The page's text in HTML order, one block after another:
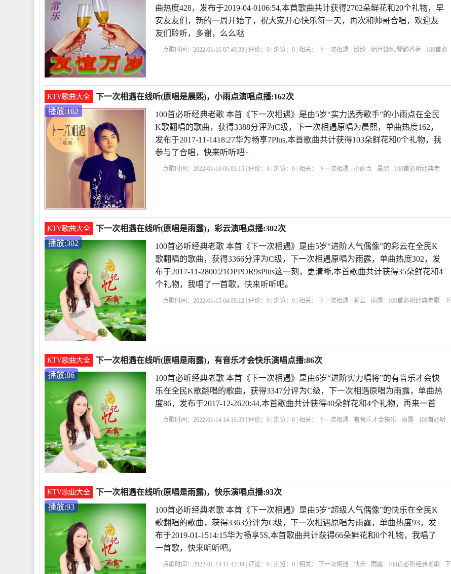
曲热度428，发布于2019-04-0106:54,本首歌曲共计获得2702朵鲜花和20个礼物，早
安友友们，新的一周开始了，祝大家开心快乐每一天，再次和帅哥合唱，欢迎友
友们聆听，多谢，么么哒
点歌时间：2022-01-16 07:49:33 | 评论：0 | 浏览：0 | 相关： 下一次相遇 纷纷 明月微风/琴韵香荷
100首必
KTV歌曲大全
下一次相遇在线听(原唱是晨熙)，小雨点演唱点播:162次
播放:162
100首必听经典老歌 本首《下一次相遇》是由5岁“实力选秀歌手”的小雨点在全民
K歌翻唱的歌曲，获得3388分评为C级，下一次相遇原唱为晨熙，单曲热度162，
发布于2017-11-1418:27华为畅享7Plus,本首歌曲共计获得103朵鲜花和0个礼物，我
参与了合唱，快来听听吧~
点歌时间：2022-01-16 06:03:15 | 评论：0 | 浏览：0 | 相关： 下一次相遇 小雨点 晨熙
100首必听经典老
KTV歌曲大全
下一次相遇在线听(原唱是雨露)，彩云演唱点播:302次
播放:302
100首必听经典老歌 本首《下一次相遇》是由5岁“进阶人气偶像”的彩云在全民K
歌翻唱的歌曲，获得3366分评为C级，下一次相遇原唱为雨露，单曲热度302，发
布于2017-11-2800:21OPPOR9sPlus这一刻，更清晰,本首歌曲共计获得35朵鲜花和4
个礼物，我唱了一首歌，快来听听吧。
点歌时间：2022-01-15 04:09:12 | 评论：0 | 浏览：0 | 相关： 下一次相遇 彩云 雨露 100首必听经典老歌
下
KTV歌曲大全
下一次相遇在线听(原唱是雨露)，有音乐才会快乐演唱点播:86次
播放:86
100首必听经典老歌 本首《下一次相遇》是由6岁“进阶实力唱将”的有音乐才会快
乐在全民K歌翻唱的歌曲，获得3347分评为C级，下一次相遇原唱为雨露，单曲热
度86，发布于2017-12-2620:44,本首歌曲共计获得40朵鲜花和4个礼物，再来一首
点歌时间：2022-01-14 14:16:33 | 评论：0 | 浏览：0 | 相关： 下一次相遇 有音乐才会快乐 雨露
100首必听
KTV歌曲大全
下一次相遇在线听(原唱是雨露)，快乐演唱点播:93次
播放:93
100首必听经典老歌 本首《下一次相遇》是由5岁“超级人气偶像”的快乐在全民K
歌翻唱的歌曲，获得3363分评为C级，下一次相遇原唱为雨露，单曲热度93，发
布于2019-01-1514:15华为畅享5S,本首歌曲共计获得66朵鲜花和0个礼物，我唱了
一首歌，快来听听吧。
点歌时间：2022-01-14 11:43:39 | 评论：0 | 浏览：0 | 相关： 下一次相遇 快乐 雨露 100首必听经典老歌
下